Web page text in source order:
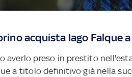
acquista Iago Falque
averlo preso in prestito
a titolo definitivo già nella